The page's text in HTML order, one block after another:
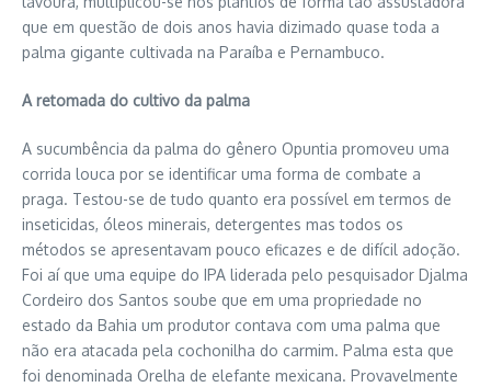
que em questão de dois anos havia dizimado quase toda a
palma gigante cultivada na Paraíba e Pernambuco.
A retomada do cultivo da palma
A sucumbência da palma do gênero Opuntia promoveu uma
corrida louca por se identificar uma forma de combate a
praga. Testou-se de tudo quanto era possível em termos de
inseticidas, óleos minerais, detergentes mas todos os
métodos se apresentavam pouco eficazes e de difícil adoção.
Foi aí que uma equipe do IPA liderada pelo pesquisador Djalma
Cordeiro dos Santos soube que em uma propriedade no
estado da Bahia um produtor contava com uma palma que
não era atacada pela cochonilha do carmim. Palma esta que
foi denominada Orelha de elefante mexicana. Provavelmente